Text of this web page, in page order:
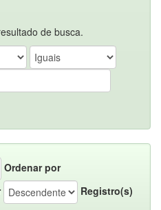
de busca.
Ordenar por
Registro(s)